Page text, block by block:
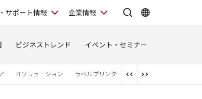
サポート情報 企業情報
ビジネストレンド イベント・セミナー
ITソリューション ラベルプリンター ネットワークカメラ